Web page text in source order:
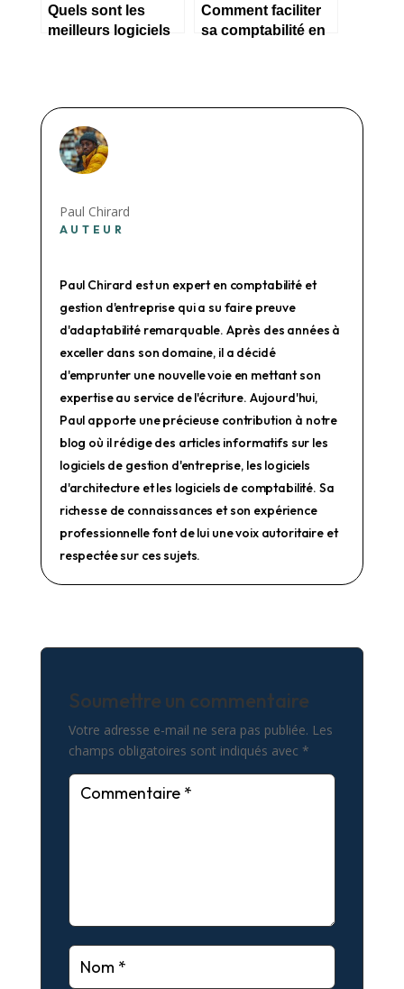
Quels sont les
meilleurs logiciels
Comment faciliter
sa comptabilité en
Paul Chirard
AUTEUR
Paul Chirard est un expert en comptabilité et
gestion d'entreprise qui a su faire preuve
d'adaptabilité remarquable. Après des années à
exceller dans son domaine, il a décidé
d'emprunter une nouvelle voie en mettant son
expertise au service de l'écriture. Aujourd'hui,
Paul apporte une précieuse contribution à notre
blog où il rédige des articles informatifs sur les
logiciels de gestion d'entreprise, les logiciels
d'architecture et les logiciels de comptabilité. Sa
richesse de connaissances et son expérience
professionnelle font de lui une voix autoritaire et
respectée sur ces sujets.
Soumettre un commentaire
Votre adresse e-mail ne sera pas publiée. Les
champs obligatoires sont indiqués avec *